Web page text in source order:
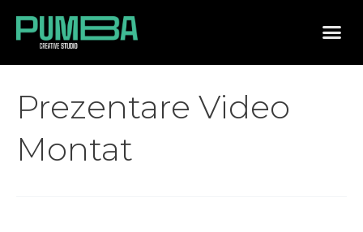
Prezentare Video
Montat